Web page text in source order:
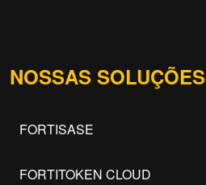
NOSSAS SOLUÇÕES
FORTISASE
FORTITOKEN CLOUD